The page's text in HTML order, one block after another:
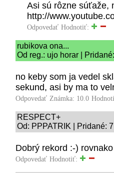
Asi sú rôzne súťaže,
http://
Odpovedať Hodnotiť:
rubikova ona...
Od reg.: ujo horar |
no keby som ja vedel
sekund, asi by ma to
Odpovedať Známka: 10.0
RESPECT+
Od: PPPATRIK | Pridané:
Dobrý rekord :-)
Odpovedať Hodnotiť: